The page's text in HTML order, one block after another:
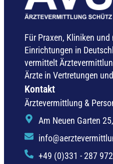
Für Praxen, Kliniken
Einrichtungen in
vermittelt
Ärzte in Vertretungen
Kontakt
Ärztevermittlung &
Am Neuen Garten
+49 (0)331 - 287